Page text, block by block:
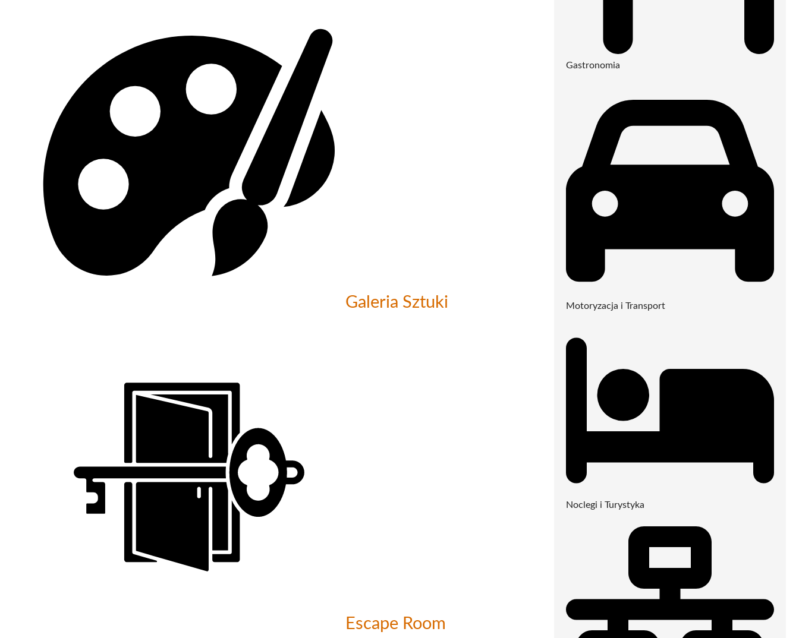
Galeria Sztuki
Escape Room
Gastronomia
Motoryzacja i Transport
Noclegi i Turystyka